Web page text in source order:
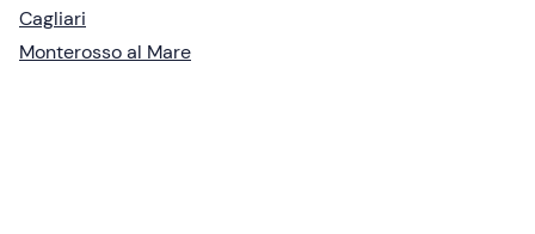
Cagliari
Monterosso al Mare